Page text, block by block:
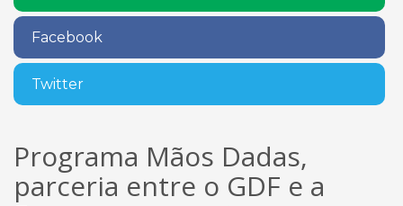
Facebook
Twitter
Programa Mãos Dadas,
parceria entre o GDF e a